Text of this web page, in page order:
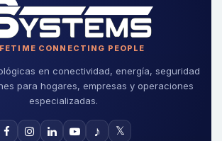
CONNECTING PEOPLE
en conectividad, energía, seguridad
para hogares, empresas y operaciones
especializadas.
♪ 𝕏